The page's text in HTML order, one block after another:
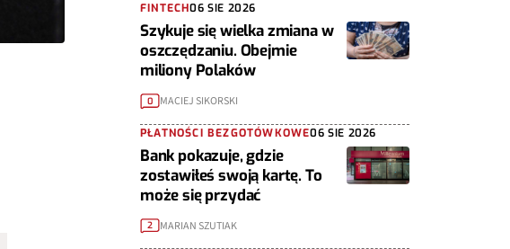
FINTECH06 SIE 2026
Szykuje się wielka zmiana w
oszczędzaniu. Obejmie
miliony Polaków
0 MACIEJ SIKORSKI
PŁATNOŚCI BEZGOTÓWKOWE06 SIE 2026
Bank pokazuje, gdzie
zostawiłeś swoją kartę. To
może się przydać
2 MARIAN SZUTIAK